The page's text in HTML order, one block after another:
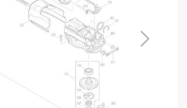
Next